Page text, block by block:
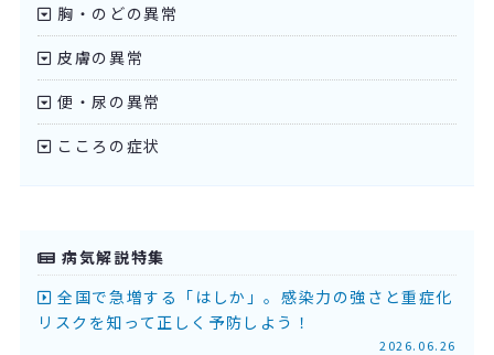
胸・のどの異常
皮膚の異常
便・尿の異常
こころの症状
病気解説特集
全国で急増する「はしか」。感染力の強さと重症化
リスクを知って正しく予防しよう！
2026.06.26